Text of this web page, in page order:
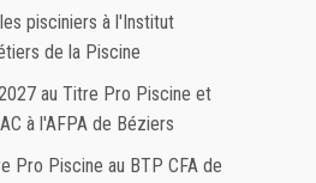
pisciniers à l'Institut
de la Piscine
au Titre Pro Piscine et
à l'AFPA de Béziers
Pro Piscine au BTP CFA de